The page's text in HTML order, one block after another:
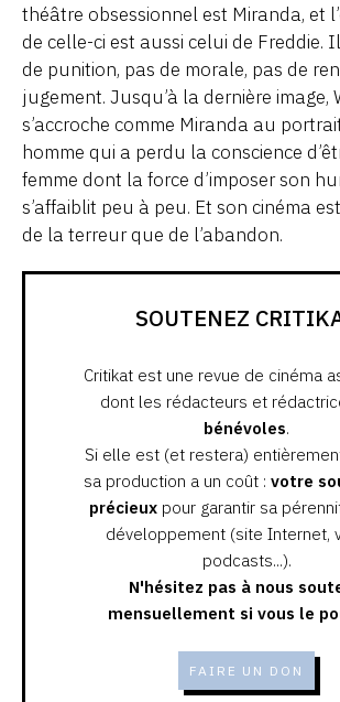
théâtre obsessionnel est Miranda, et
de celle-ci est aussi celui de Freddie.
de punition, pas de morale, pas de
jugement. Jusqu’à la dernière image,
s’accroche comme Miranda au
homme qui a perdu la conscience
femme dont la force d’imposer son
s’affaiblit peu à peu. Et son cinéma
de la terreur que de l’abandon.
SOUTENEZ
Critikat est une revue de cinéma
dont les rédacteurs et
bénévoles.
Si elle est (et restera)
sa production a un coût : votre
précieuxpour garantir sa
développement (site Internet,
podcasts...).
N'hésitez pas à nous
mensuellement si vous le
FAIRE UN DON